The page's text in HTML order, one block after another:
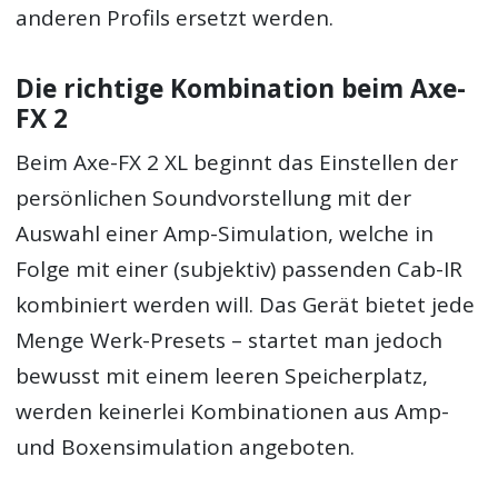
anderen Profils ersetzt werden.
Die richtige Kombination beim Axe-
FX 2
Beim Axe-FX 2 XL beginnt das Einstellen der
persönlichen Soundvorstellung mit der
Auswahl einer Amp-Simulation, welche in
Folge mit einer (subjektiv) passenden Cab-IR
kombiniert werden will. Das Gerät bietet jede
Menge Werk-Presets – startet man jedoch
bewusst mit einem leeren Speicherplatz,
werden keinerlei Kombinationen aus Amp-
und Boxensimulation angeboten.